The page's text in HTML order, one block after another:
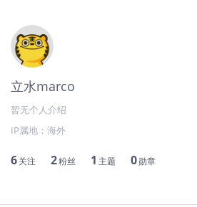
立水marco
暂无个人介绍
IP属地： 海外
6关注 2粉丝 1 主题 0勋章